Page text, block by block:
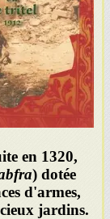
en 1320,
) dotée
d'armes,
jardins.